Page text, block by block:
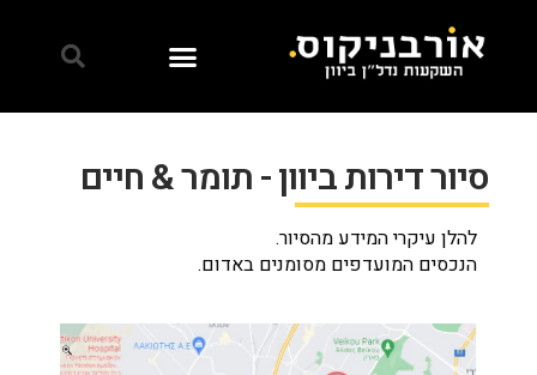
סיור דירות ביוון - תומר & חיים
להלן עיקרי המידע מהסיור.
הנכסים המועדפים מסומנים באדום.